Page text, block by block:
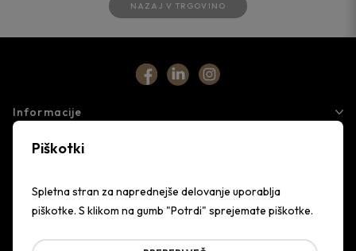
NAZAJ V TRGOVINO
Informacije
Storitve
Podjetje
Piškotki
Spletna stran za naprednejše delovanje uporablja
piškotke. S klikom na gumb "Potrdi" sprejemate piškotke.